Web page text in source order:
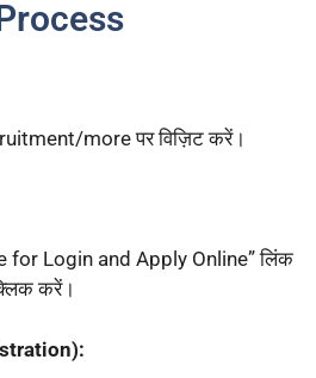
more पर विज़िट करें।
for Login and Apply Online” लिंक
करें।